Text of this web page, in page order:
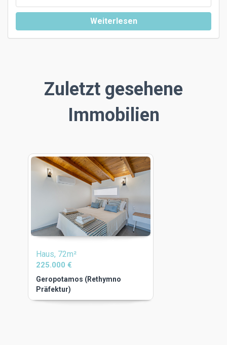
Weiterlesen
Zuletzt gesehene
Immobilien
Haus, 72m²
225.000 €
Geropotamos (Rethymno
Präfektur)